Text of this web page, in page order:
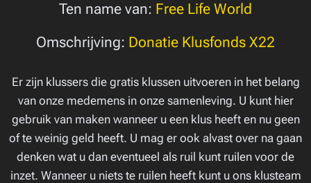
Ten name van: Free Life World
Omschrijving: Donatie Klusfonds X22
Er zijn klussers die gratis klussen uitvoeren in het belang
van onze medemens in onze samenleving. U kunt hier
gebruik van maken wanneer u een klus heeft en nu geen
of te weinig geld heeft. U mag er ook alvast over na gaan
denken wat u dan eventueel als ruil kunt ruilen voor de
inzet. Wanneer u niets te ruilen heeft kunt u ons klusteam